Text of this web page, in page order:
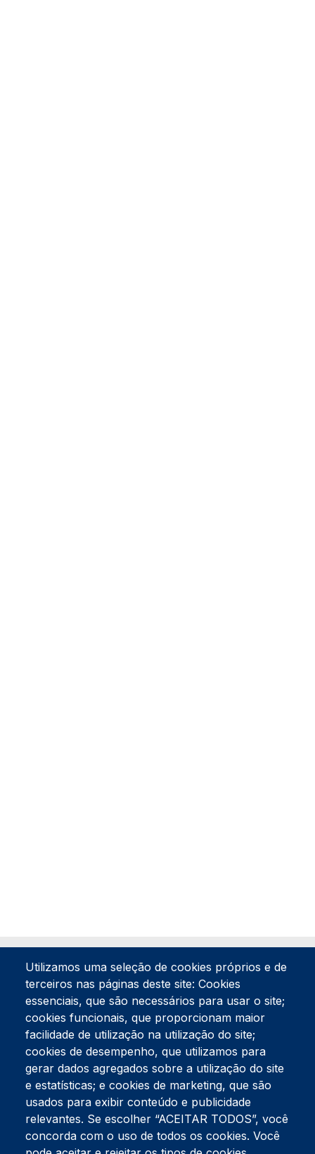
Tel:234 390 100Fax:234 390 100
Endereço Postal
Apartado 42
Rua Gil Eanes 31
3834-908 Gafanha da Nazaré
Estúdios
Utilizamos uma seleção de cookies próprios e de
terceiros nas páginas deste site: Cookies
essenciais, que são necessários para usar o site;
cookies funcionais, que proporcionam maior
facilidade de utilização na utilização do site;
cookies de desempenho, que utilizamos para
gerar dados agregados sobre a utilização do site
e estatísticas; e cookies de marketing, que são
usados para exibir conteúdo e publicidade
relevantes. Se escolher “ACEITAR TODOS”, você
concorda com o uso de todos os cookies. Você